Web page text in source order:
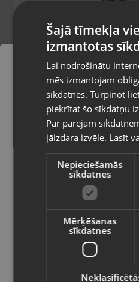
Samsung Galaxy A26
256GB 8GB RAM
Daugavpils, 18.novembra iela
Stāvoklis Lietots (Garantija 6
165.00€
/mēn.
Samsung Galaxy A16
Pasūtījumi tiks
izvēlēto valsti
Vietnes saturs būs
valodā
Valsts
Latviešu / Latvian
Šajā tīmekļa
izmantotas
Lai nodrošinātu
mēs izmantojam
sīkdatnes. Turpinot
piekrītat šo sīkdatņu
Par pārējām
jāizdara izvēle. Lasīt
Nepieciešamās
sīkdatnes
Mērķēšanas
sīkdatnes